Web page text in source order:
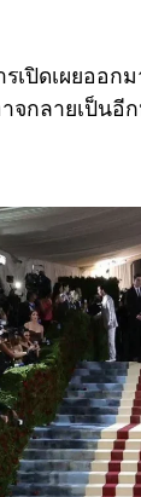
เปิดเผยออก
จกลายเป็นอี